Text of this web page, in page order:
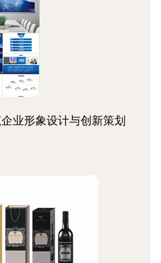
业形象设计与创新策划